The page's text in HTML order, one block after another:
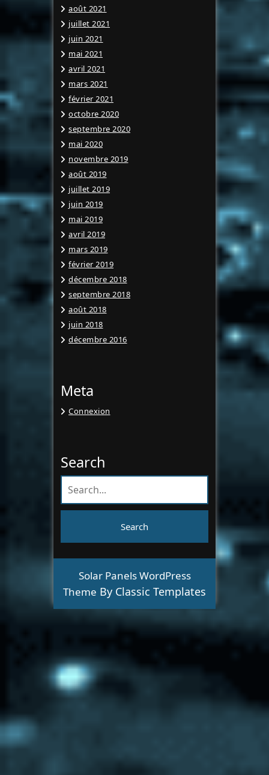
août 2021
juillet 2021
juin 2021
mai 2021
avril 2021
mars 2021
février 2021
octobre 2020
septembre 2020
mai 2020
novembre 2019
août 2019
juillet 2019
juin 2019
mai 2019
avril 2019
mars 2019
février 2019
décembre 2018
septembre 2018
août 2018
juin 2018
décembre 2016
Meta
Connexion
Search
Solar Panels WordPress
Theme By Classic Templates